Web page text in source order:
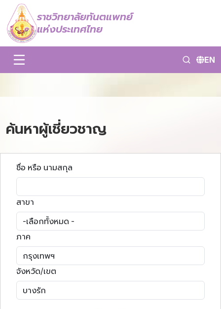
ราชวิทยาลัยทันตแพทย์
แห่งประเทศไทย
EN
ค้นหาผู้เชี่ยวชาญ
ชื่อ หรือ นามสกุล
สาขา
ภาค
จังหวัด/เขต